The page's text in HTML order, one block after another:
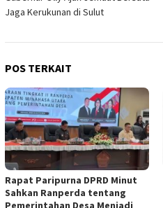
Jaga Kerukunan di Sulut
POS TERKAIT
Rapat Paripurna DPRD Minut
Sahkan Ranperda tentang
Pemerintahan Desa Menjadi